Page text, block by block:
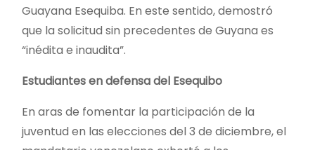
Guayana Esequiba. En este sentido, demostró
que la solicitud sin precedentes de Guyana es
“inédita e inaudita”.
Estudiantes en defensa del Esequibo
En aras de fomentar la participación de la
juventud en las elecciones del 3 de diciembre, el